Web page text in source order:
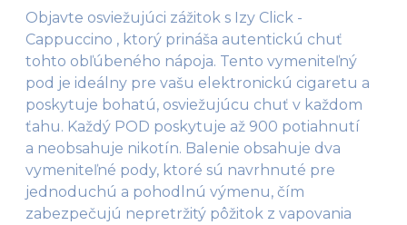
Objavte osviežujúci zážitok s Izy Click -
Cappuccino , ktorý prináša autentickú chuť
tohto obľúbeného nápoja. Tento vymeniteľný
pod je ideálny pre vašu elektronickú cigaretu a
poskytuje bohatú, osviežujúcu chuť v každom
ťahu. Každý POD poskytuje až 900 potiahnutí
a neobsahuje nikotín. Balenie obsahuje dva
vymeniteľné pody, ktoré sú navrhnuté pre
jednoduchú a pohodlnú výmenu, čím
zabezpečujú nepretržitý pôžitok z vapovania